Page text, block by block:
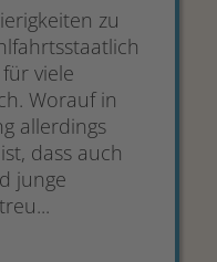
zu
viele
Worauf in
allerdings
dass auch
junge